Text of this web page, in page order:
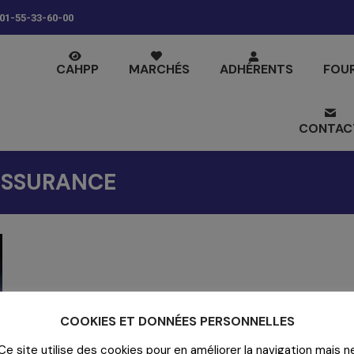
01-55-33-60-00
CAHPP MARCHÉS ADHÉRENTS
COOKIES ET DONNÉES PERSONNELLES
site utilise des cookies pour en améliorer la navigation mais